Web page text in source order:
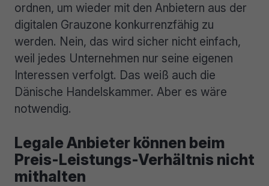
ordnen, um wieder mit den Anbietern aus der
digitalen Grauzone konkurrenzfähig zu
werden. Nein, das wird sicher nicht einfach,
weil jedes Unternehmen nur seine eigenen
Interessen verfolgt. Das weiß auch die
Dänische Handelskammer. Aber es wäre
notwendig.
Legale Anbieter können beim
Preis-Leistungs-Verhältnis nicht
mithalten